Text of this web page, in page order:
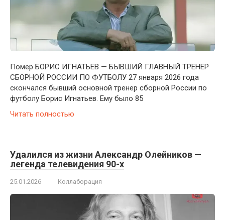
Помер БОРИС ИГНАТЬЕВ — БЫВШИЙ ГЛАВНЫЙ ТРЕНЕР
СБОРНОЙ РОССИИ ПО ФУТБОЛУ 27 января 2026 года
скончался бывший основной тренер сборной России по
футболу Борис Игнатьев. Ему было 85
Читать полностью
Удалился из жизни Александр Олейников —
легенда телевидения 90-х
25.01.2026 Коллаборация